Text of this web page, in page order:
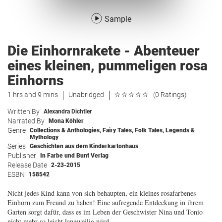
Sample
Die Einhornrakete - Abenteuer
eines kleinen, pummeligen rosa
Einhorns
1 hrs and 9 mins Unabridged (0 Ratings)
Written By Alexandra Dichtler
Narrated By Mona Köhler
Genre Collections & Anthologies, Fairy Tales, Folk Tales, Legends &
Mythology
Series Geschichten aus dem Kinderkartonhaus
Publisher In Farbe und Bunt Verlag
Release Date 2-23-2015
ESBN 158542
Nicht jedes Kind kann von sich behaupten, ein kleines rosafarbenes
Einhorn zum Freund zu haben! Eine aufregende Entdeckung in ihrem
Garten sorgt dafür, dass es im Leben der Geschwister Nina und Tonio